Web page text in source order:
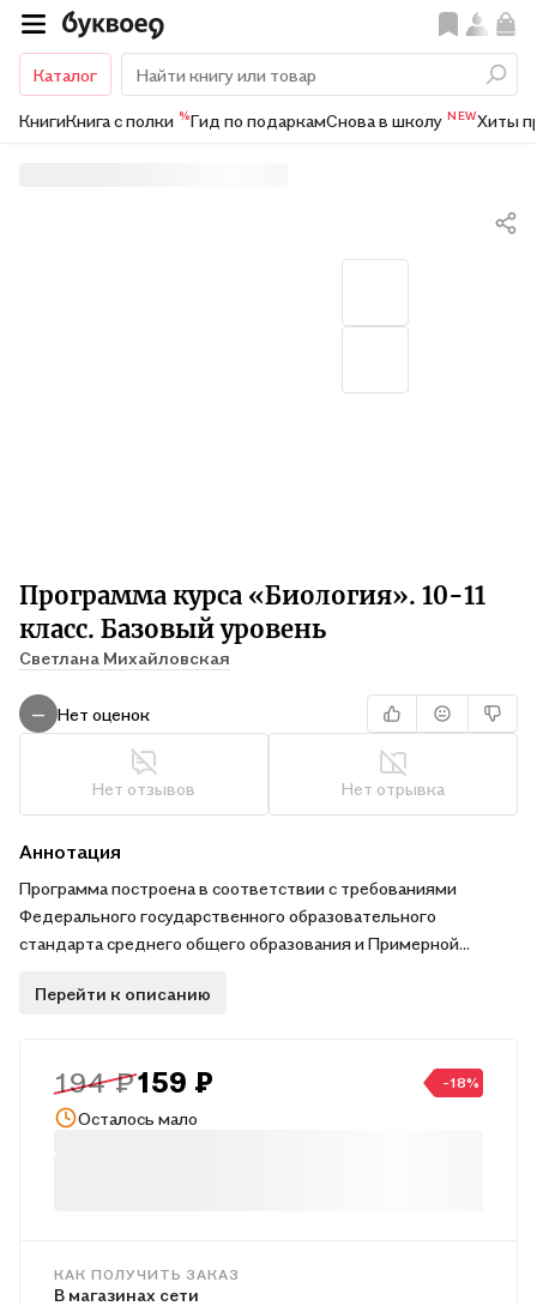
Каталог
КнигиКнига с полки %Гид по подаркамСнова в школу NEWХиты
Программа курса «Биология». 10-11
класс. Базовый уровень
Светлана Михайловская
— Нет оценок
Нет отзывов Нет отрывка
Аннотация
Программа построена в соответствии с требованиями
Федерального государственного образовательного
стандарта среднего общего образования и Примерной
образования. Издание адресовано преподавателям биологии
Перейти к описанию
194 ₽159 ₽ -18%
Осталось мало
КАК ПОЛУЧИТЬ ЗАКАЗ
В магазинах сети